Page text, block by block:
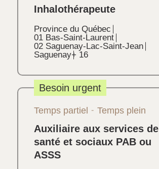
Inhalothérapeute
Province du Québec
01 Bas-Saint-Laurent
02 Saguenay-Lac-Saint-Jean
Saguenay+ 16
Besoin urgent
Temps partiel Temps plein
Auxiliaire aux services de
santé et sociaux PAB ou
ASSS